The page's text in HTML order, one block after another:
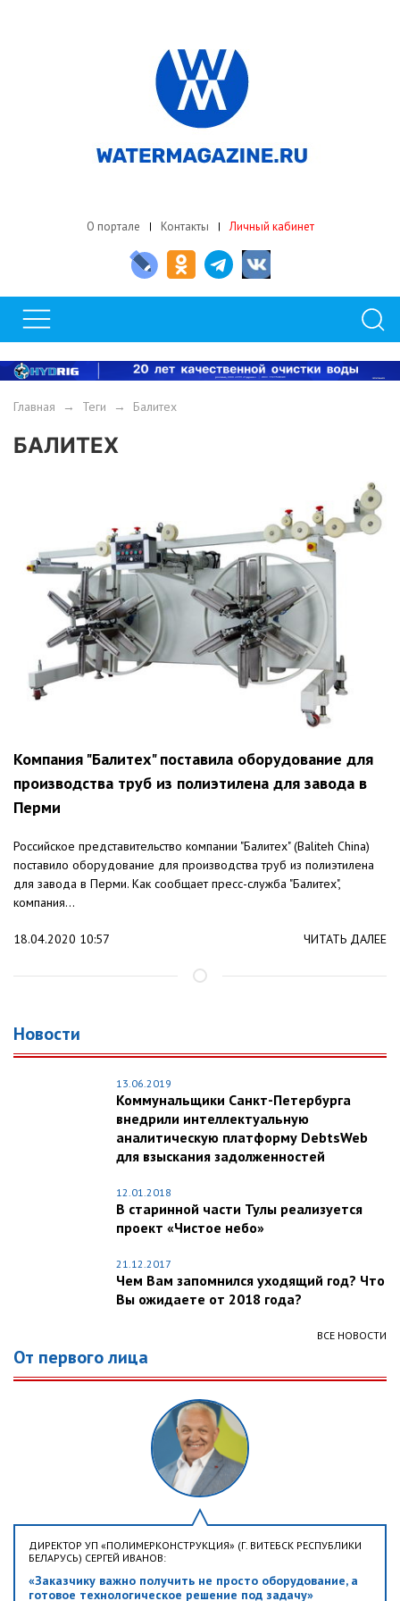
О портале Контакты Личный кабинет
Главная → Теги → Балитех
БАЛИТЕХ
Компания "Балитех" поставила оборудование для
производства труб из полиэтилена для завода в
Перми
Российское представительство компании "Балитех" (Baliteh China)
поставило оборудование для производства труб из полиэтилена
для завода в Перми. Как сообщает пресс-служба "Балитех",
компания...
18.04.2020 10:57 ЧИТАТЬ ДАЛЕЕ
Новости
13.06.2019
Коммунальщики Санкт-Петербурга
внедрили интеллектуальную
аналитическую платформу DebtsWeb
для взыскания задолженностей
12.01.2018
В старинной части Тулы реализуется
проект «Чистое небо»
21.12.2017
Чем Вам запомнился уходящий год? Что
Вы ожидаете от 2018 года?
ВСЕ НОВОСТИ
От первого лица
ДИРЕКТОР УП «ПОЛИМЕРКОНСТРУКЦИЯ» (Г. ВИТЕБСК РЕСПУБЛИКИ
БЕЛАРУСЬ) СЕРГЕЙ ИВАНОВ:
«Заказчику важно получить не просто оборудование, а
готовое технологическое решение под задачу»